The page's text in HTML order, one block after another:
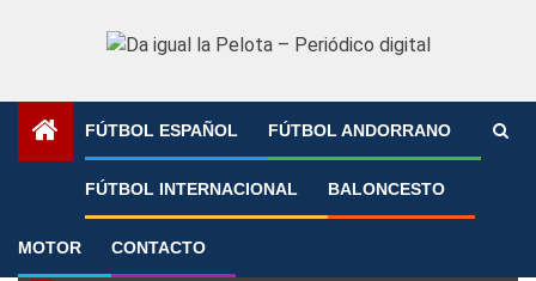
FÚTBOL ESPAÑOL FÚTBOL ANDORRANO
FÚTBOL INTERNACIONAL BALONCESTO
MOTOR CONTACTO
»
mercado fichajes